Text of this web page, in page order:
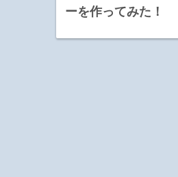
ーを作ってみた！